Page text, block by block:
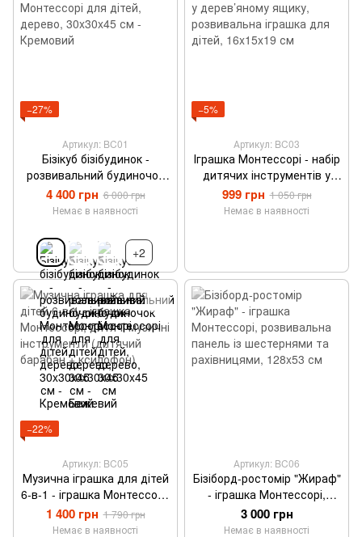
−27%
Артикул: BC01
Бізікуб бізібудинок -
розвивальний будиночок
Монтессорі для дітей,
дерево, 30x30x45 см -
4 400 грн 6 000 грн
Немає в наявності
+2
−5%
Артикул: BC03
Іграшка Монтессорі - набір
дитячих інструментів у
дерев’яному ящику,
розвивальна іграшка для
999 грн 1 050 грн
Немає в наявності
−22%
Артикул: BC05
Музична іграшка для дітей
6-в-1 - іграшка Монтессорі,
дитячі музичні
інструменти (дитячий
1 400 грн 1 790 грн
Немає в наявності
Артикул: BC06
Бізіборд-ростомір "Жираф"
- іграшка Монтессорі,
розвивальна панель із
шестернями та
3 000 грн
Немає в наявності